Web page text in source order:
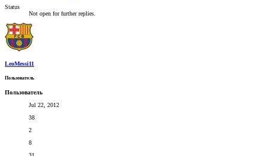
Status
Not open for further replies.
LeoMessi11
Пользователь
Пользователь
Jul 22, 2012
38
2
8